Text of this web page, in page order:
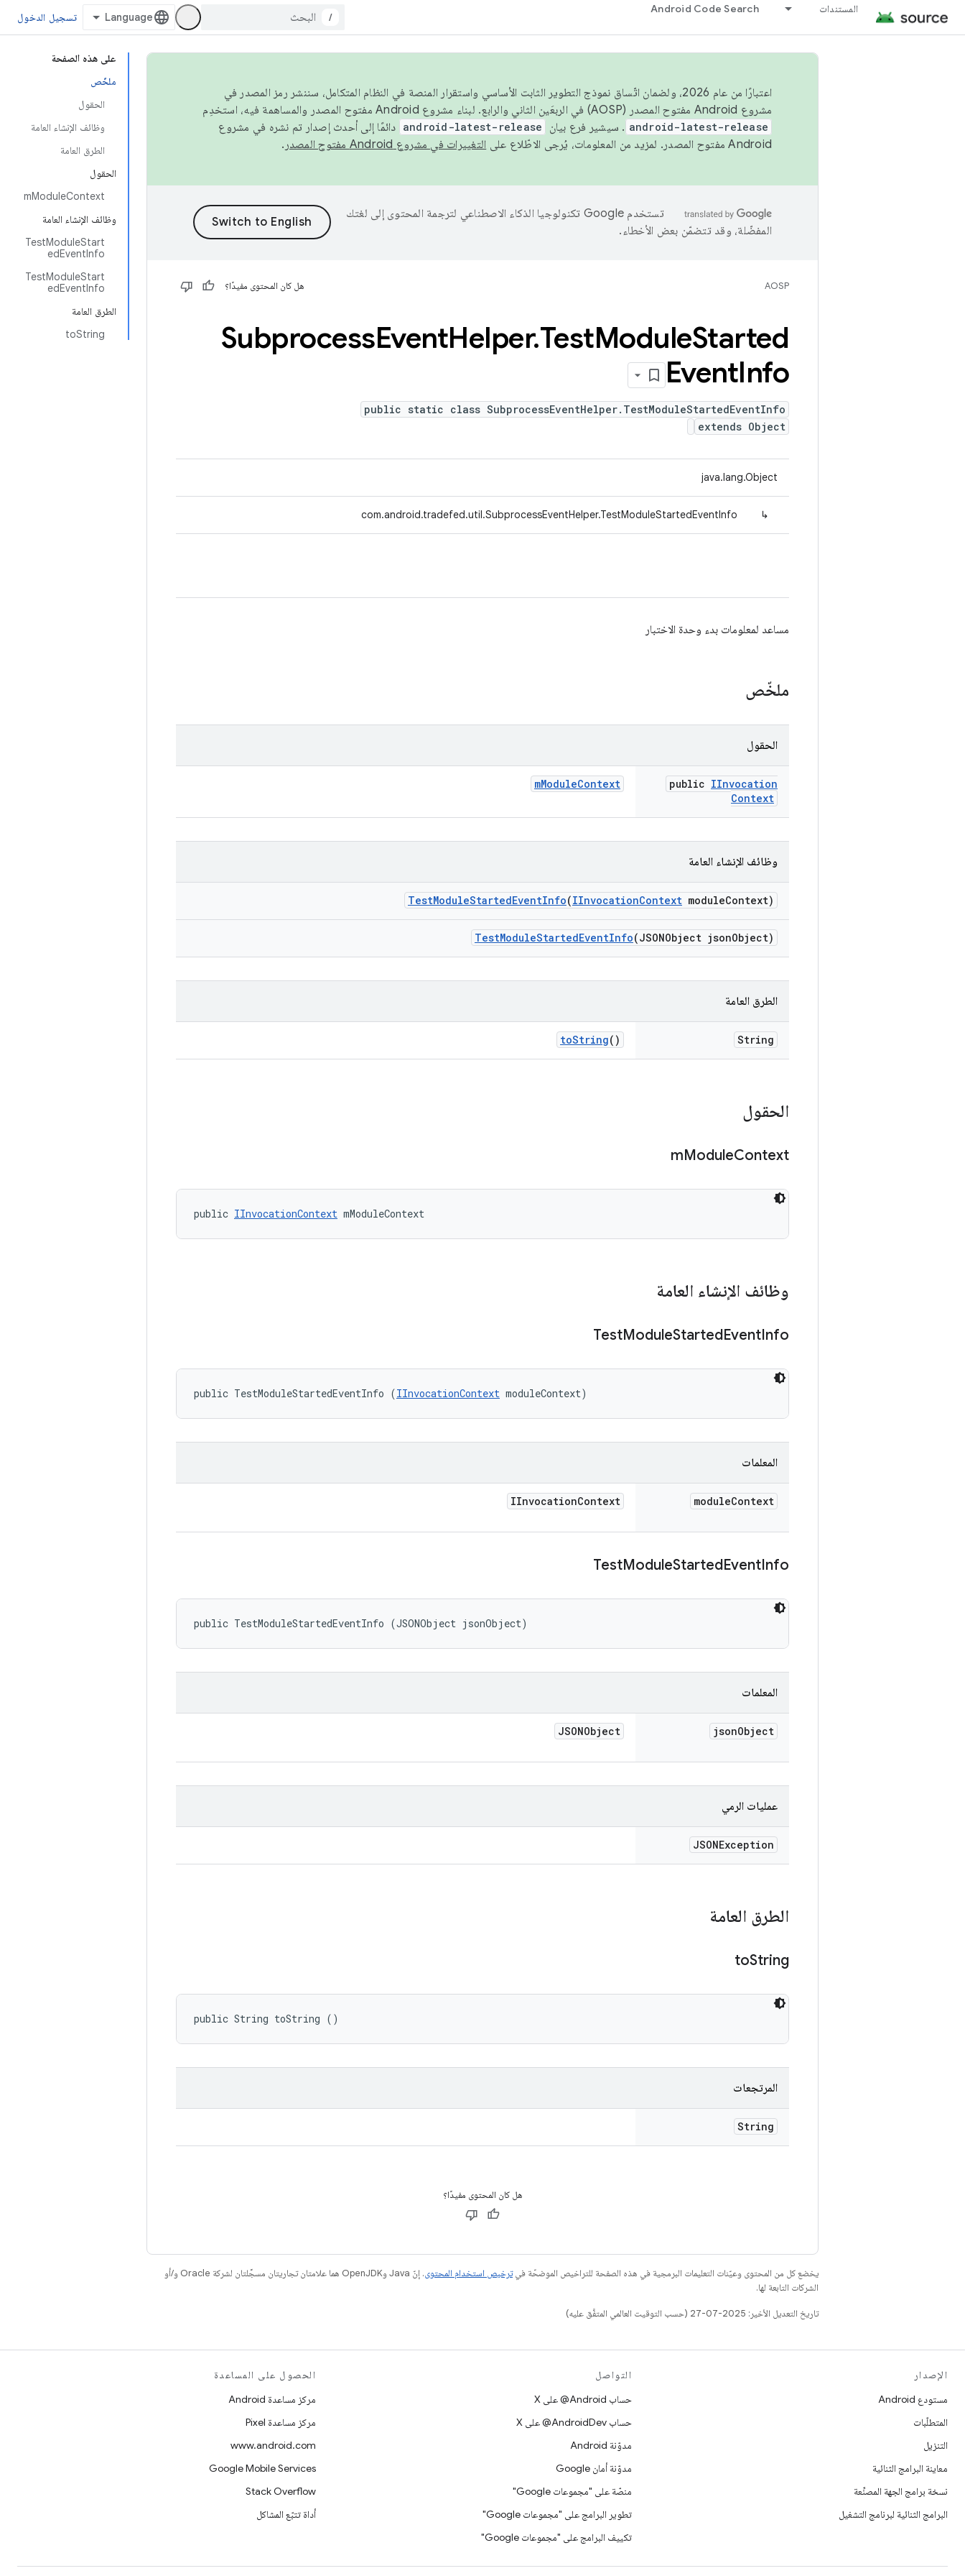
المستندات Android Code Search
/ تسجيل الدخول
على هذه الصفحة
ملخّص
الحقول
وظائف الإنشاء العامة
الطرق العامة
الحقول
mModuleContext
وظائف الإنشاء العامة
TestModuleStart
edEventInfo
TestModuleStart
edEventInfo
الطرق العامة
toString
اعتبارًا من عام 2026، ولضمان اتّساق نموذج التطوير الثابت الأساسي واستقرار المنصة في النظام المتكامل، سننشر رمز المصدر في
مشروع Android مفتوح المصدر (AOSP) في الربعَين الثاني والرابع. لبناء مشروع Android مفتوح المصدر والمساهمة فيه، استخدِم
android-latest-release . سيشير فرع بيان android-latest-release دائمًا إلى أحدث إصدار تم نشره في مشروع
Android مفتوح المصدر. لمزيد من المعلومات، يُرجى الاطّلاع على
التغييرات في مشروع Android مفتوح المصدر .
تستخدم Google تكنولوجيا الذكاء الاصطناعي لترجمة المحتوى إلى لغتك
المفضّلة، وقد تتضمّن بعض الأخطاء.
AOSP هل كان المحتوى مفيدًا؟
SubprocessEventHelper.TestModuleStarted
EventInfo
public static class SubprocessEventHelper.TestModuleStartedEventInfo
extends Object
java.lang.Object
↳
com.android.tradefed.util.SubprocessEventHelper.TestModuleStartedEventInfo
مساعد لمعلومات بدء وحدة الاختبار
ملخّص
الحقول
public IInvocation
Context
mModuleContext
وظائف الإنشاء العامة
TestModuleStartedEventInfo(IInvocationContext moduleContext)
TestModuleStartedEventInfo(JSONObject jsonObject)
الطرق العامة
String
toString()
الحقول
mModuleContext
public IInvocationContext mModuleContext
وظائف الإنشاء العامة
TestModuleStartedEventInfo
public TestModuleStartedEventInfo (IInvocationContext moduleContext)
المعلمات
moduleContext
IInvocationContext
TestModuleStartedEventInfo
public TestModuleStartedEventInfo (JSONObject jsonObject)
المعلمات
jsonObject
JSONObject
عمليات الرمي
JSONException
الطرق العامة
toString
public String toString ()
المرتجعات
String
هل كان المحتوى مفيدًا؟
يخضع كل من المحتوى وعيّنات التعليمات البرمجية في هذه الصفحة للتراخيص الموضحّة فيترخيص استخدام المحتوى
. إنّ Java وOpenJDK هما علامتان تجاريتان مسجَّلتان لشركة Oracle و/أو
الشركات التابعة لها.
تاريخ التعديل الأخير: 2025-07-27 (حسب التوقيت العالمي المتفَّق عليه)
الإصدار
مستودع Android
المتطلّبات
التنزيل
معاينة البرامج الثنائية
نسخة برامج الجهة المصنِّعة
البرامج الثنائية لبرنامج التشغيل
التواصل
حساب ‎@Android على X
حساب ‎@AndroidDev على X
مدوّنة Android
مدوّنة أمان Google
منصّة على "مجموعات Google"
تطوير البرامج على "مجموعات Google"
تكييف البرامج على "مجموعات Google"
الحصول على المساعدة
مركز مساعدة Android
مركز مساعدة Pixel
www.android.com
Google Mobile Services
Stack Overflow
أداة تتبّع المشاكل